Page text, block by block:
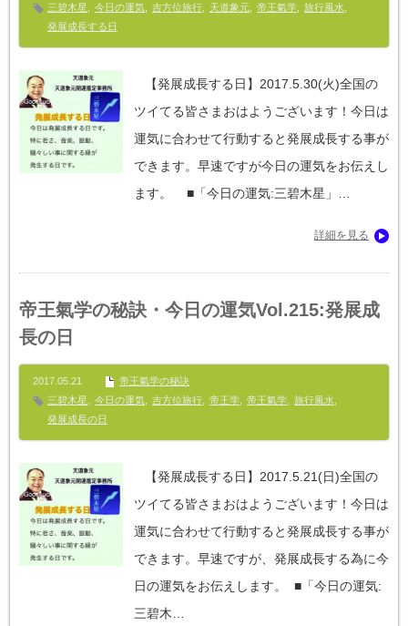
三碧木星
今日の運気 吉方位旅行 天道象元 帝王氣学 旅行風水
発展成長する日
【発展成長する日】‪2017.5.30(火)全国の
ツイてる皆さまおはようございます！今日は
運気に合わせて行動すると発展成長する事が
できます。早速ですが今日の運気をお伝えし
ます。 ■「今日の運気:三碧木星」…
詳細を見る
帝王氣学の秘訣・今日の運気Vol.215:発展成
長の日
2017.05.21
帝王氣学の秘訣
三碧木星
今日の運気 吉方位旅行 帝王学 帝王氣学 旅行風水
発展成長の日
【発展成長する日】‪2017.5.21‬(日)全国の
ツイてる皆さまおはようございます！今日は
運気に合わせて行動すると発展成長する事が
できます。早速ですが、発展成長する為に今
日の運気をお伝えします。 ■「今日の運気:
三碧木…